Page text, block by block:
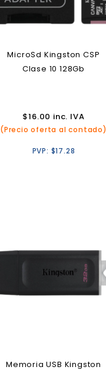
MicroSd Kingston CSP
Clase 10 128Gb
$16.00 inc. IVA
(Precio oferta al contado)
PVP: $17.28
Memoria USB Kingston